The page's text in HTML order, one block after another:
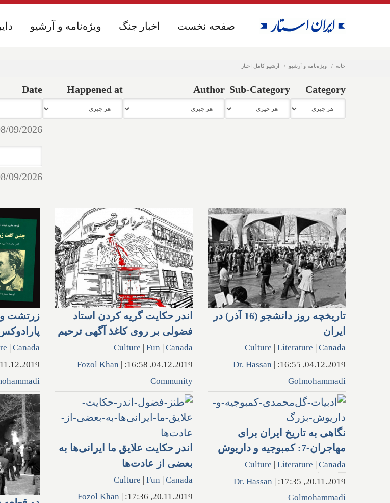
ویژه‌نامه و آرشیو اخبار جنگ صفحه نخست
خانه ویژه‌نامه و آرشیو آرشیو کامل اخبار
ویژه‌نامه و آرشیو اخبار جنگ صفحه نخست
Category
Sub-Category
Author
Happened at
Date
09/2026
09/2026
زرتشت و
| Canada
11.12.2019, 16:43:
اندر حکایت گریه کردن استاد
فضولی بر روی کاغذ آگهی ترحیم
Culture | Fun | Canada
04.12.2019, 16:58:
|
Fozol Khan
Community
تاریخچه روز دانشجو (16 آذر) در
ایران
Culture | Literature | Canada
04.12.2019, 16:55:
|
Dr. Hassan
Golmohammadi
اندر حکایت علایق ما ایرانی‌ها به
بعضی از عادت‌ها
Culture | Fun | Canada
20.11.2019, 17:36:
|
Fozol Khan
نگاهی به تاریخ ایران برای
مهاجران‌-7: کمبوجیه و داریوش
Culture | Literature | Canada
20.11.2019, 17:35:
|
Dr. Hassan
Golmohammadi